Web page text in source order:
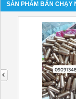
SẢN PHẨM BÁN CHẠY